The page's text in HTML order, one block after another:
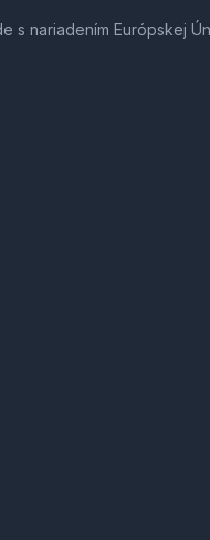
s nariadením Európskej